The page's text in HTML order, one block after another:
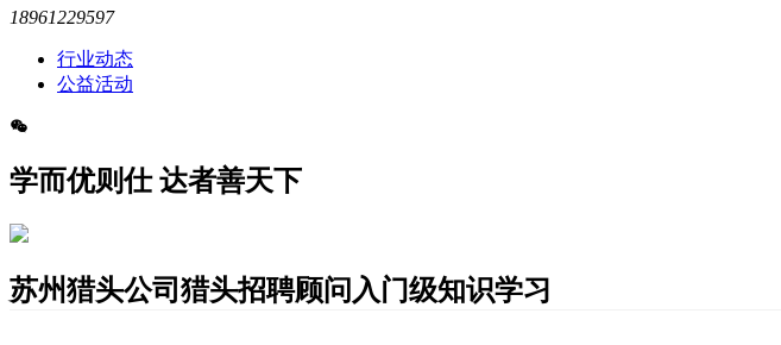
18961229597
行业动态
公益活动
学而优则仕 达者善天下
苏州猎头公司猎头招聘顾问入门级知识学习